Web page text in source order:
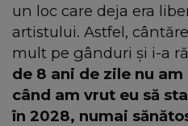
un loc care deja era
artistului. Astfel,
mult pe gânduri și i-a
de 8 ani de zile nu
când am vrut eu să
în 2028, numai